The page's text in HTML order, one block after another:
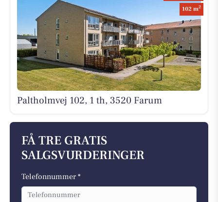
102 m2
Paltholmvej 102, 1 th, 3520 Farum
FÅ TRE GRATIS
SALGSVURDERINGER
Telefonnummer *